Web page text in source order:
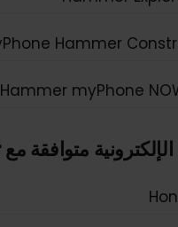
Hammer
Hammer myPhone
متوافقة مع